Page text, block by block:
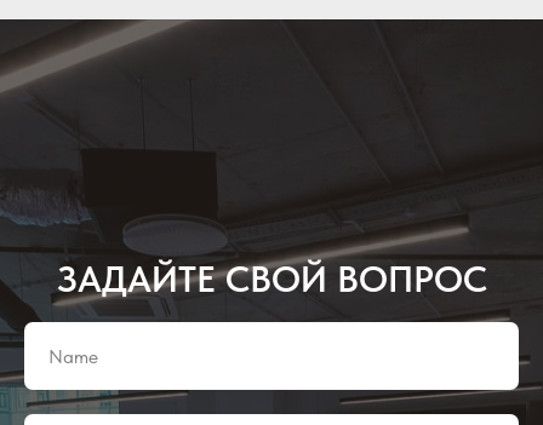
ЗАДАЙТЕ СВОЙ ВОПРОС